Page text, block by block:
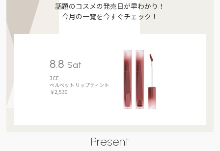
話題のコスメの発売日が早わかり！
今月の一覧を今すぐチェック！
8.8 Sat
3CE
ベルベット リップティント
￥2,530
Present